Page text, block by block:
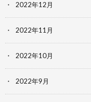
2022年12月
2022年11月
2022年10月
2022年9月